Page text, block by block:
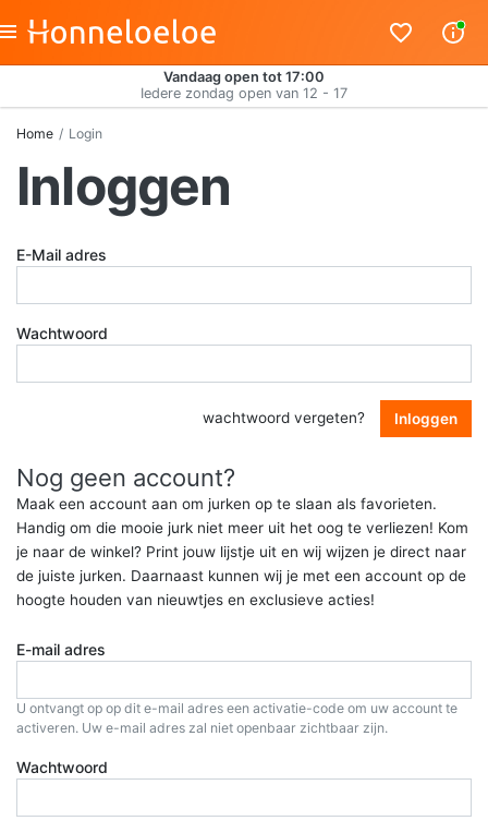
Vandaag open tot 17:00
Iedere zondag open van 12 - 17
Home Login
Inloggen
E-Mail adres
Wachtwoord
wachtwoord vergeten? Inloggen
Nog geen account?
Maak een account aan om jurken op te slaan als favorieten.
Handig om die mooie jurk niet meer uit het oog te verliezen! Kom
je naar de winkel? Print jouw lijstje uit en wij wijzen je direct naar
de juiste jurken. Daarnaast kunnen wij je met een account op de
hoogte houden van nieuwtjes en exclusieve acties!
E-mail adres
U ontvangt op op dit e-mail adres een activatie-code om uw account te
activeren. Uw e-mail adres zal niet openbaar zichtbaar zijn.
Wachtwoord